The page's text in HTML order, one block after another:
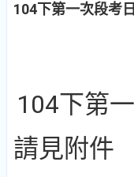
104下第一次段考
104下第
請見附件